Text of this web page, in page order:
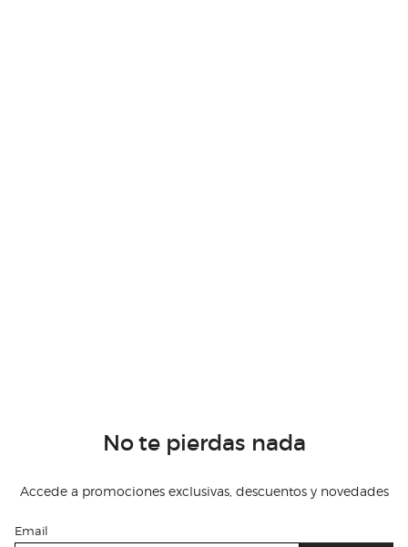
No te pierdas nada
Accede a promociones exclusivas, descuentos y novedades
Email